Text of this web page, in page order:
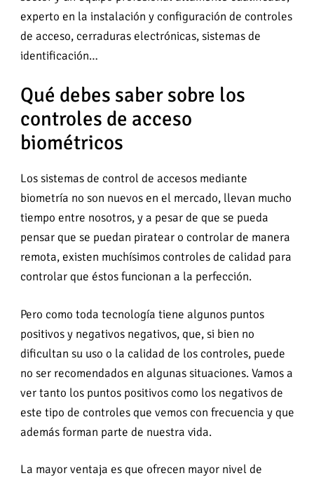
experto en la instalación y configuración de controles
de acceso, cerraduras electrónicas, sistemas de
identificación…
Qué debes saber sobre los
controles de acceso
biométricos
Los sistemas de control de accesos mediante
biometría no son nuevos en el mercado, llevan mucho
tiempo entre nosotros, y a pesar de que se pueda
pensar que se puedan piratear o controlar de manera
remota, existen muchísimos controles de calidad para
controlar que éstos funcionan a la perfección.
Pero como toda tecnología tiene algunos puntos
positivos y negativos negativos, que, si bien no
dificultan su uso o la calidad de los controles, puede
no ser recomendados en algunas situaciones. Vamos a
ver tanto los puntos positivos como los negativos de
este tipo de controles que vemos con frecuencia y que
además forman parte de nuestra vida.
La mayor ventaja es que ofrecen mayor nivel de